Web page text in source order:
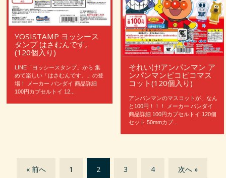
YOSISTAMP ヨッシース
タンプ はさむんです。
(120個入り)
LINE「ヨッシースタンプ」から 集
めて楽しい「はさむんです。」の登
場！ メーカー バンダイ 商品詳細
100円カプセルトイ 12...
それいけ!アンパンマン ア
ンパンマンピコピコマス
コット(120個入り)
アンパンマンのマスコットが、なん
と100円！！！ メーカー バンダイ
商品詳細 100円カプセルトイ 120個
セット 50mmカプ...
« 前へ 1 2 3 4 次へ »